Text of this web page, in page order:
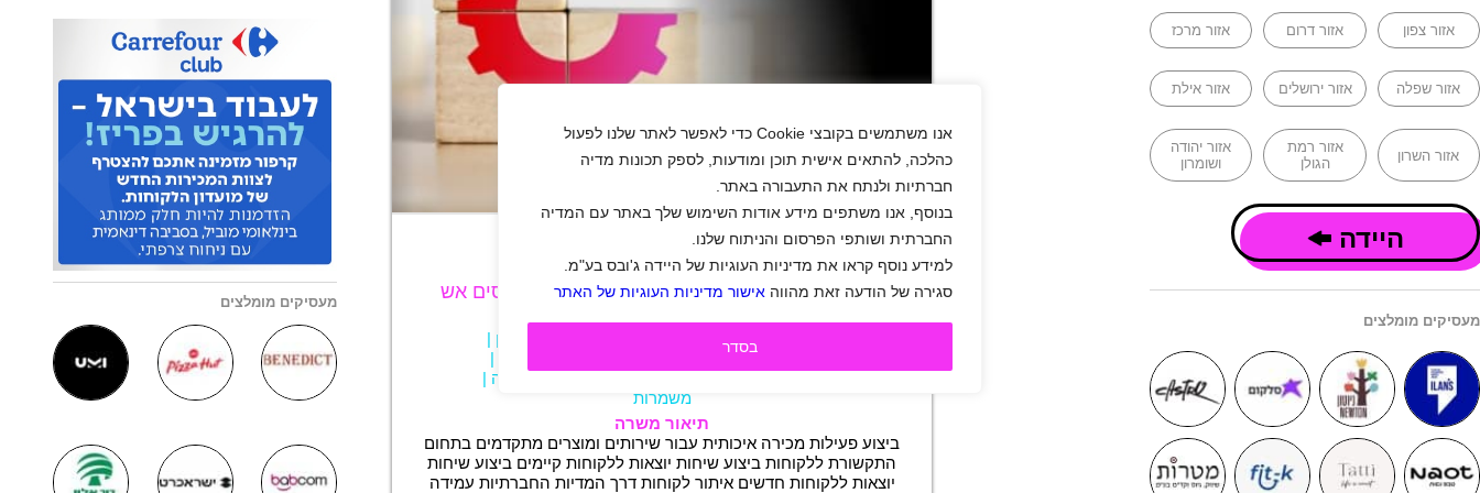
אנו משתמשים בקובצי Cookie כדי לאפשר לאתר שלנו לפעול
כהלכה, להתאים אישית תוכן ומודעות, לספק תכונות מדיה
חברתיות ולנתח את התעבורה באתר.
בנוסף, אנו משתפים מידע אודות השימוש שלך באתר עם המדיה
החברתית ושותפי הפרסום והניתוח שלנו.
למידע נוסף קראו את מדיניות העוגיות של היידה ג'ובס בע"מ.
סגירה של הודעה זאת מהווה אישור מדיניות העוגיות של האתר
בסדר
אזור צפון אזור דרום אזור מרכז
אזור שפלה אזור ירושלים אזור אילת
אזור השרון
אזור רמת
הגולן
אזור יהודה
ושומרון
היידה
מעסיקים מומלצים
+
דרושים/ות נציגי/ות מכירות למוקד של הוט בונוסים אש
חדרה|חיפה|יקום|כפר יונה|נשר|נתניה
קרית טבעון |
קרית מוצקין
|
משרה מלאה |
משמרות
תיאור משרה
ביצוע פעילות מכירה איכותית עבור שירותים ומוצרים מתקדמים בתחום
התקשורת ללקוחות ביצוע שיחות יוצאות ללקוחות קיימים ביצוע שיחות
יוצאות ללקוחות חדשים איתור לקוחות דרך המדיות החברתיות עמידה
מעסיקים מומלצים